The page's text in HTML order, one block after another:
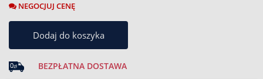
NEGOCJUJ CENĘ
Dodaj do koszyka
BEZPŁATNA DOSTAWA